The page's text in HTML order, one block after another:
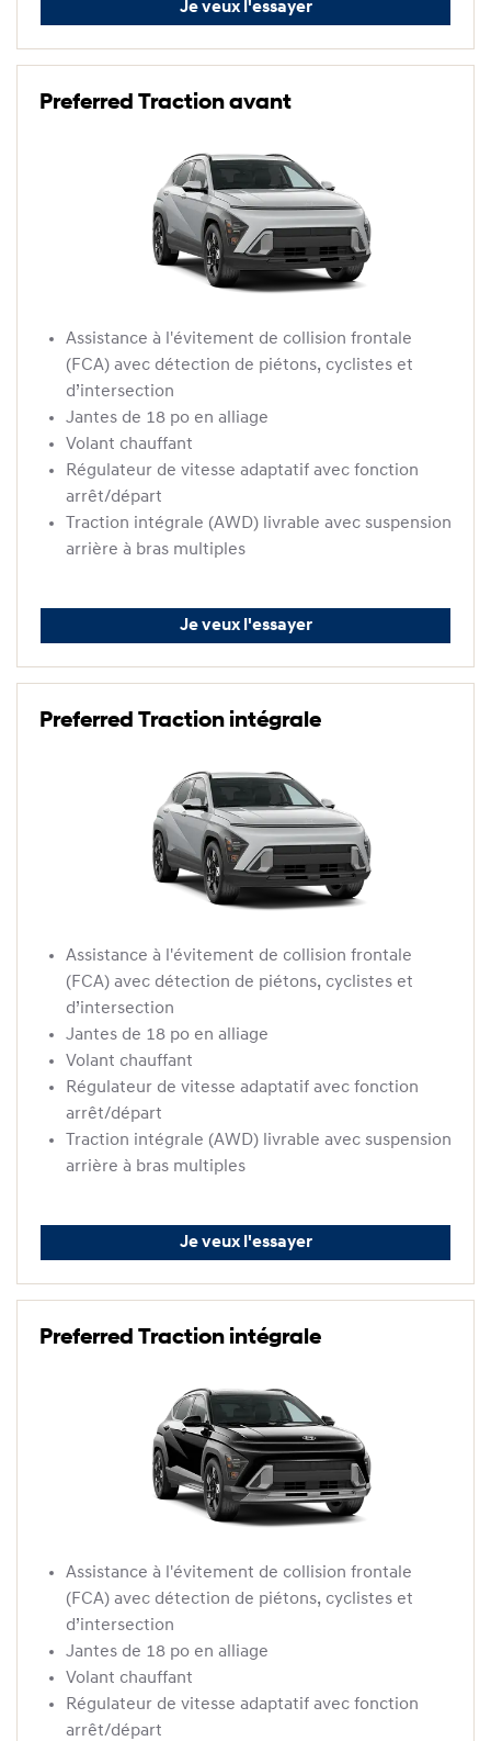
Je veux l'essayer
Preferred Traction avant
Assistance à l'évitement de collision frontale
(FCA) avec détection de piétons, cyclistes et
d’intersection
Jantes de 18 po en alliage
Volant chauffant
Régulateur de vitesse adaptatif avec fonction
arrêt/départ
Traction intégrale (AWD) livrable avec suspension
arrière à bras multiples
Je veux l'essayer
Preferred Traction intégrale
Assistance à l'évitement de collision frontale
(FCA) avec détection de piétons, cyclistes et
d’intersection
Jantes de 18 po en alliage
Volant chauffant
Régulateur de vitesse adaptatif avec fonction
arrêt/départ
Traction intégrale (AWD) livrable avec suspension
arrière à bras multiples
Je veux l'essayer
Preferred Traction intégrale
Assistance à l'évitement de collision frontale
(FCA) avec détection de piétons, cyclistes et
d’intersection
Jantes de 18 po en alliage
Volant chauffant
Régulateur de vitesse adaptatif avec fonction
arrêt/départ